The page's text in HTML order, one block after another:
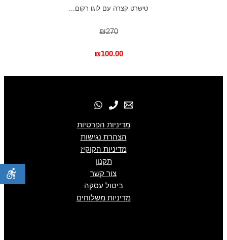
טישרט קצרה עם לוגו רקום...
₪270
₪100.00
מדיניות הפרטיות
הצהרת נגישות
מדיניות הקוקיז
תקנון
צור קשר
ביטול עסקה
מדיניות משלוחים